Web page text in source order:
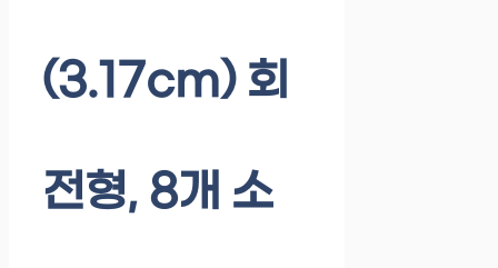
(3.17cm) 회
전형, 8개 소